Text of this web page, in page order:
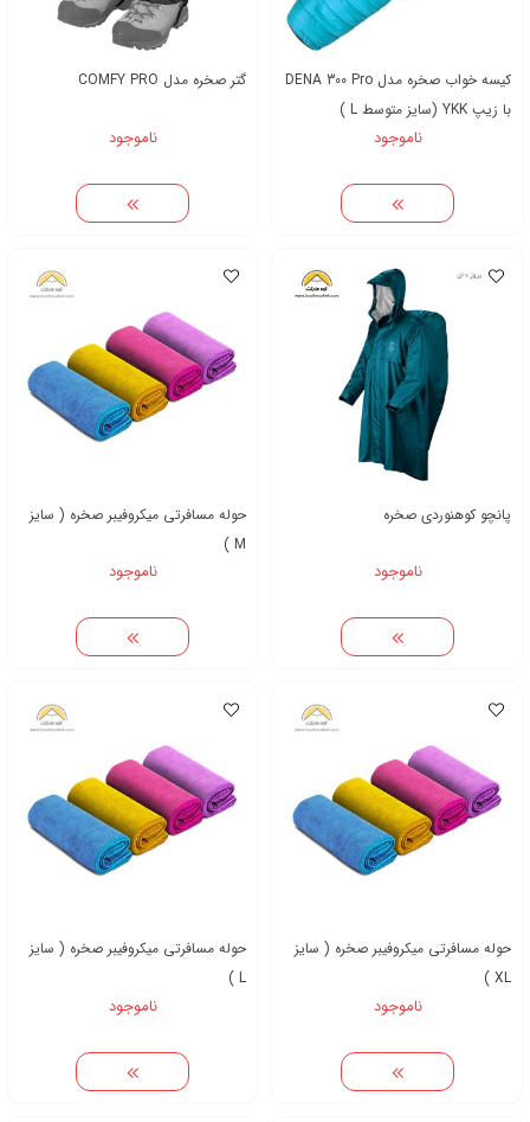
کیسه خواب صخره مدل DENA 300 Pro
با زیپ YKK (سایز متوسط L )
ناموجود
گتر صخره مدل COMFY PRO
ناموجود
پانچو کوهنوردی صخره
ناموجود
حوله مسافرتی میکروفیبر صخره ( سایز
M )
ناموجود
حوله مسافرتی میکروفیبر صخره ( سایز
XL )
ناموجود
حوله مسافرتی میکروفیبر صخره ( سایز
L )
ناموجود